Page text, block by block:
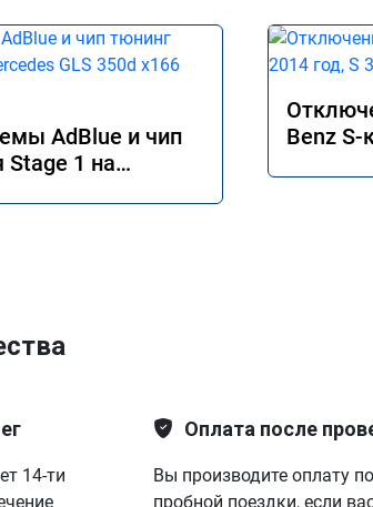
AdBlue и чип
Stage 1 на
Benz S-
14-ти
Оплата после
Вы производите оплату
пробной поездки, если